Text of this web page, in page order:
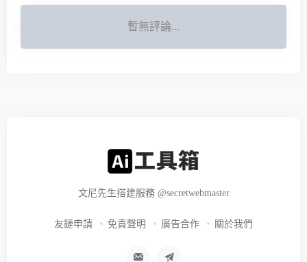
暫無評論...
文尼先生搭建服務 @secretwebmaster
友鏈申請 免責聲明 廣告合作 關於我們